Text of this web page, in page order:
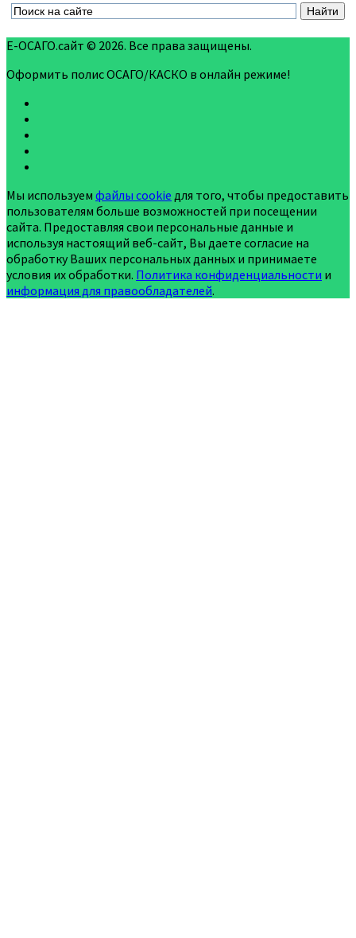
Е-ОСАГО.сайт © 2026. Все права защищены.
Оформить полис ОСАГО/КАСКО в онлайн режиме!
Мы используем файлы cookie для того, чтобы предоставить
пользователям больше возможностей при посещении
сайта. Предоставляя свои персональные данные и
используя настоящий веб-сайт, Вы даете согласие на
обработку Ваших персональных данных и принимаете
условия их обработки. Политика конфиденциальности и
информация для правообладателей.